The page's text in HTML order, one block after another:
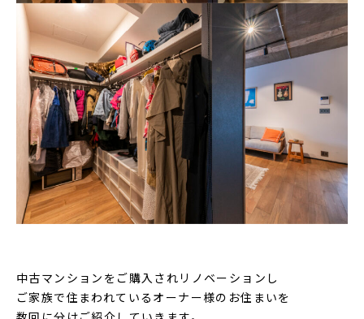
中古マンションをご購入されリノベーションし
ご家族で住まわれているオーナー様のお住まいを